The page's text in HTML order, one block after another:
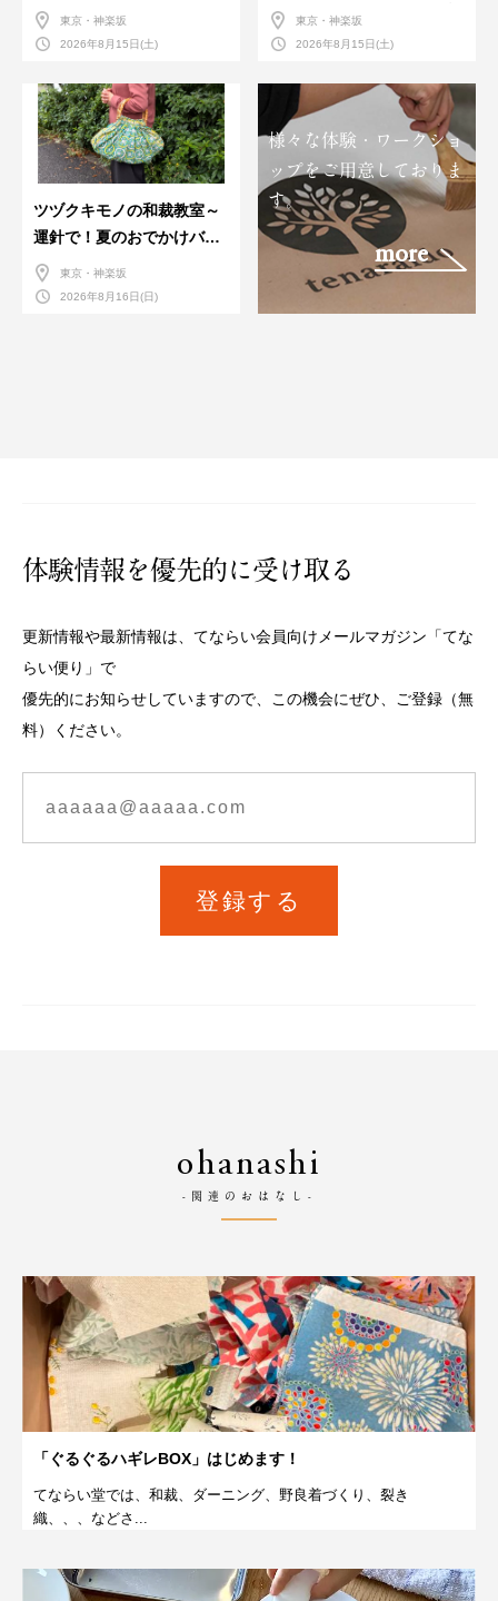
東京・神楽坂
2026年8月15日(土)
人さんに教わる＜握りの練
習会＞８月
東京・神楽坂
2026年8月15日(土)
ツヅクキモノの和裁教室～
運針で！夏のおでかけバン
ダナバッグづくり～
東京・神楽坂
2026年8月16日(日)
様々な体験・ワークショ
ップをご用意しておりま
す。
more
体験情報を優先的に受け取る
更新情報や最新情報は、てならい会員向けメールマガジン「てな
らい便り」で
優先的にお知らせしていますので、この機会にぜひ、ご登録（無
料）ください。
登録する
ohanashi
-関連のおはなし-
「ぐるぐるハギレBOX」はじめます！
てならい堂では、和裁、ダーニング、野良着づくり、裂き
織、、、などさ...